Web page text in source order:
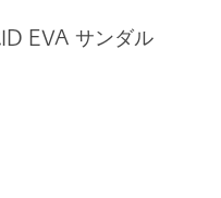
EVA サンダル